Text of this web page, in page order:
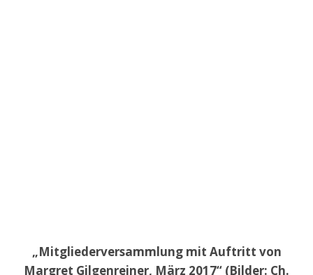
„Mitgliederversammlung mit Auftritt von
Margret Gilgenreiner, März 2017“ (Bilder: Ch.